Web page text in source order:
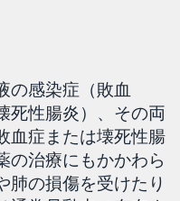
の感染症（敗血
死性腸炎）、その両
血症または壊死性腸
の治療にもかかわら
肺の損傷を受けたり